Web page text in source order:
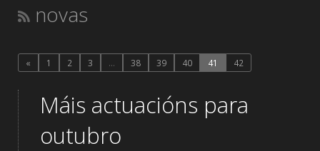
novas
« 1 2 3 … 38 39 40 41 42
Máis actuacións para
outubro